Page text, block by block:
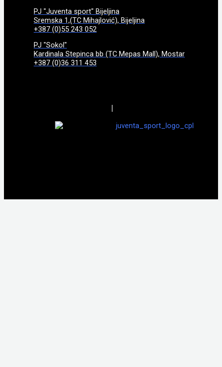
PJ "Juventa sport" Bijeljina
Sremska 1,(TC Mihajlović), Bijeljina
+387 (0)55 243 052
PJ "Sokol"
Kardinala Stepinca bb (TC Mepas Mall), Mostar
+387 (0)36 311 453
|